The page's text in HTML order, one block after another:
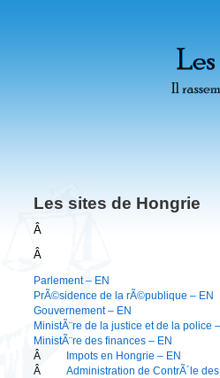
Les sites de Hongrie
Â
Â
Parlement – EN
PrÃ©sidence de la rÃ©publique – EN
Gouvernement – EN
MinistÃ¨re de la justice et de la police
MinistÃ¨re des finances – EN
Â
Impots en Hongrie – EN
Â
Administration de ContrÃ´le